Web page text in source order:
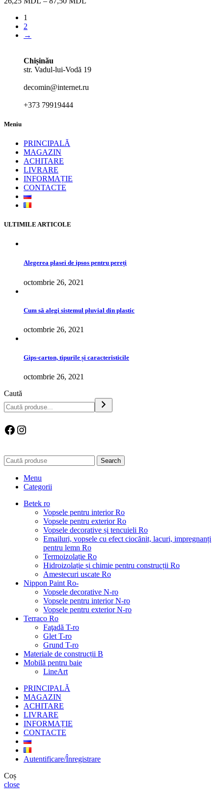
1
2
→
Chișinău
str. Vadul-lui-Vodă 19
decomin@internet.ru
+373 79919444
Meniu
PRINCIPALĂ
MAGAZIN
ACHITARE
LIVRARE
INFORMAȚIE
CONTACTE
ULTIMILE ARTICOLE
Alegerea plasei de ipsos pentru pereți
octombrie 26, 2021
Cum să alegi sistemul pluvial din plastic
octombrie 26, 2021
Gips-carton, tipurile și caracteristicile
octombrie 26, 2021
Caută
Facebook
Instagram
Search
Menu
Categorii
Betek ro
Vopsele pentru interior Ro
Vopsele pentru exterior Ro
Vopsele decorative și tencuieli Ro
Emailuri, vopsele cu efect ciocănit, lacuri, impregnanți
pentru lemn Ro
Termoizolație Ro
Hidroizolație și chimie pentru construcții Ro
Amestecuri uscate Ro
Nippon Paint Ro-
Vopsele decorative N-ro
Vopsele pentru interior N-ro
Vopsele pentru exterior N-ro
Terraco Ro
Faţadă T-ro
Glet T-ro
Grund T-ro
Materiale de construcții B
Mobilă pentru baie
LineArt
PRINCIPALĂ
MAGAZIN
ACHITARE
LIVRARE
INFORMAȚIE
CONTACTE
Autentificare/Înregistrare
Coș
close